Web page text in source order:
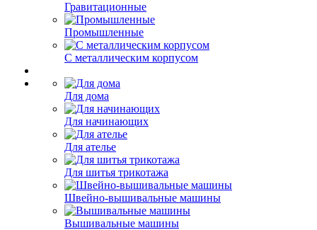
Гравитационные
Промышленные
С металлическим корпусом
Для дома
Для начинающих
Для ателье
Для шитья трикотажа
Швейно-вышивальные машины
Вышивальные машины